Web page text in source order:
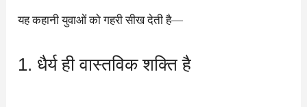
यह कहानी युवाओं को गहरी सीख देती है—
1. धैर्य ही वास्तविक शक्ति है